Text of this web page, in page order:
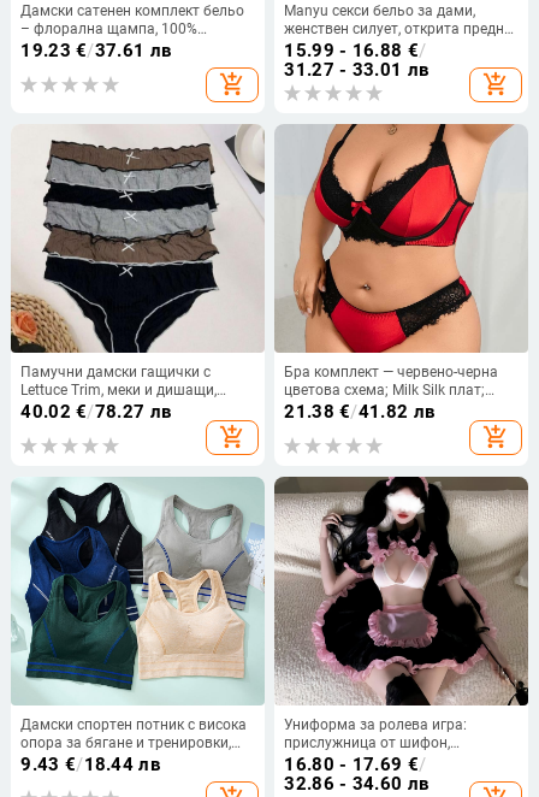
Дамски сатенен комплект бельо
– флорална щампа, 100%
полиестер, пижамни панталони,
опции за ролеви игри: моряк,
сервитьор, мотоциклист
19.23 €/37.61 лв
add_shopping_cart
Manyu секси бельо за дами,
женствен силует, открита предна
част, изкушаваща униформа,
комплект за връзване, спални
пижами 9402
15.99 - 16.88 €/
31.27 - 33.01 лв
add_shopping_cart
Памучни дамски гащички с
Lettuce Trim, меки и дишащи,
висока талия
40.02 €/78.27 лв
add_shopping_cart
Бра комплект — червено-черна
цветова схема; Milk Silk плат;
пълна чашка; презрамки, които
se завързват; задно закопчаване
с един ред куки и очи
21.38 €/41.82 лв
add_shopping_cart
Дамски спортен потник с висока
опора за бягане и тренировки,
интегриран дизайн, стягащ ефект,
9.43 €/18.44 лв
Униформа за ролева игра:
прислужница от шифон,
полупрозрачна нощница,
полиестер 80–90%, за жена, лято
16.80 - 17.69 €/
32.86 - 34.60 лв